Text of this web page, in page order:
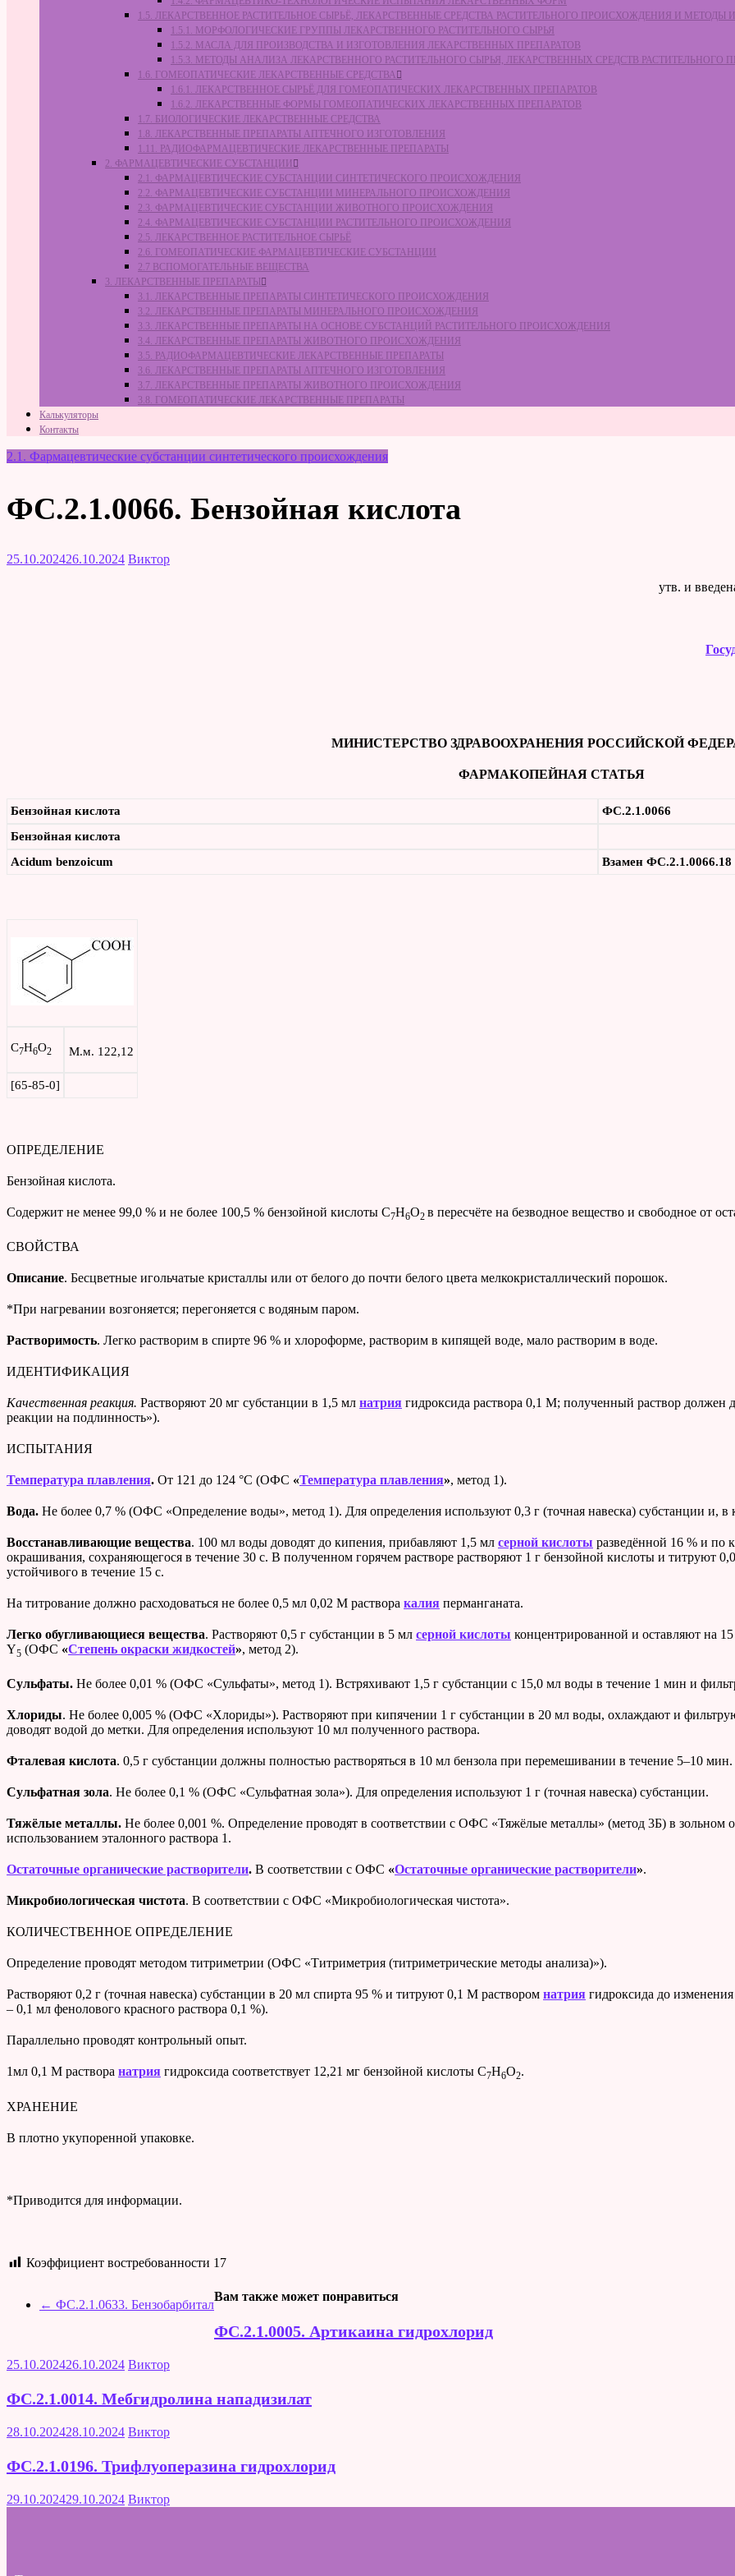
1.5. ЛЕКАРСТВЕННОЕ РАСТИТЕЛЬНОЕ СЫРЬЁ, ЛЕКАРСТВЕННЫЕ СРЕДСТВА РАСТИТЕЛЬНОГО ПРОИСХОЖДЕНИЯ И МЕТОДЫ
1.5.1. МОРФОЛОГИЧЕСКИЕ ГРУППЫ ЛЕКАРСТВЕННОГО РАСТИТЕЛЬНОГО СЫРЬЯ
1.5.2. МАСЛА ДЛЯ ПРОИЗВОДСТВА И ИЗГОТОВЛЕНИЯ ЛЕКАРСТВЕННЫХ ПРЕПАРАТОВ
1.5.3. МЕТОДЫ АНАЛИЗА ЛЕКАРСТВЕННОГО РАСТИТЕЛЬНОГО СЫРЬЯ, ЛЕКАРСТВЕННЫХ СРЕДСТВ РАСТИТЕЛЬНОГО
1.6. ГОМЕОПАТИЧЕСКИЕ ЛЕКАРСТВЕННЫЕ СРЕДСТВА
1.6.1. ЛЕКАРСТВЕННОЕ СЫРЬЁ ДЛЯ ГОМЕОПАТИЧЕСКИХ ЛЕКАРСТВЕННЫХ ПРЕПАРАТОВ
1.6.2. ЛЕКАРСТВЕННЫЕ ФОРМЫ ГОМЕОПАТИЧЕСКИХ ЛЕКАРСТВЕННЫХ ПРЕПАРАТОВ
1.7. БИОЛОГИЧЕСКИЕ ЛЕКАРСТВЕННЫЕ СРЕДСТВА
1.8. ЛЕКАРСТВЕННЫЕ ПРЕПАРАТЫ АПТЕЧНОГО ИЗГОТОВЛЕНИЯ
1.11. РАДИОФАРМАЦЕВТИЧЕСКИЕ ЛЕКАРСТВЕННЫЕ ПРЕПАРАТЫ
2. ФАРМАЦЕВТИЧЕСКИЕ СУБСТАНЦИИ
2.1. ФАРМАЦЕВТИЧЕСКИЕ СУБСТАНЦИИ СИНТЕТИЧЕСКОГО ПРОИСХОЖДЕНИЯ
2.2. ФАРМАЦЕВТИЧЕСКИЕ СУБСТАНЦИИ МИНЕРАЛЬНОГО ПРОИСХОЖДЕНИЯ
2.3. ФАРМАЦЕВТИЧЕСКИЕ СУБСТАНЦИИ ЖИВОТНОГО ПРОИСХОЖДЕНИЯ
2.4. ФАРМАЦЕВТИЧЕСКИЕ СУБСТАНЦИИ РАСТИТЕЛЬНОГО ПРОИСХОЖДЕНИЯ
2.5. ЛЕКАРСТВЕННОЕ РАСТИТЕЛЬНОЕ СЫРЬЁ
2.6. ГОМЕОПАТИЧЕСКИЕ ФАРМАЦЕВТИЧЕСКИЕ СУБСТАНЦИИ
2.7 ВСПОМОГАТЕЛЬНЫЕ ВЕЩЕСТВА
3. ЛЕКАРСТВЕННЫЕ ПРЕПАРАТЫ
3.1. ЛЕКАРСТВЕННЫЕ ПРЕПАРАТЫ СИНТЕТИЧЕСКОГО ПРОИСХОЖДЕНИЯ
3.2. ЛЕКАРСТВЕННЫЕ ПРЕПАРАТЫ МИНЕРАЛЬНОГО ПРОИСХОЖДЕНИЯ
3.3. ЛЕКАРСТВЕННЫЕ ПРЕПАРАТЫ НА ОСНОВЕ СУБСТАНЦИЙ РАСТИТЕЛЬНОГО ПРОИСХОЖДЕНИЯ
3.4. ЛЕКАРСТВЕННЫЕ ПРЕПАРАТЫ ЖИВОТНОГО ПРОИСХОЖДЕНИЯ
3.5. РАДИОФАРМАЦЕВТИЧЕСКИЕ ЛЕКАРСТВЕННЫЕ ПРЕПАРАТЫ
3.6. ЛЕКАРСТВЕННЫЕ ПРЕПАРАТЫ АПТЕЧНОГО ИЗГОТОВЛЕНИЯ
3.7. ЛЕКАРСТВЕННЫЕ ПРЕПАРАТЫ ЖИВОТНОГО ПРОИСХОЖДЕНИЯ
3.8. ГОМЕОПАТИЧЕСКИЕ ЛЕКАРСТВЕННЫЕ ПРЕПАРАТЫ
Калькуляторы
Контакты
2.1. Фармацевтические субстанции синтетического происхождения
ФС.2.1.0066. Бензойная кислота
25.10.202426.10.2024 Виктор
утв. и
МИНИСТЕРСТВО ЗДРАВООХРАНЕНИЯ РОССИЙСКОЙ
ФАРМАКОПЕЙНАЯ СТАТЬЯ
Бензойная кислота
ФС.2.1.0066
Бензойная кислота
Acidum benzoicum Взамен ФС.2.1.0066.18
C7H6O2 М.м. 122,12
[65-85-0]
ОПРЕДЕЛЕНИЕ
Бензойная кислота.
Cодержит не менее 99,0 % и не более 100,5 % бензойной кислоты C7H6O2 в пересчёте на безводное вещество и свободное от
СВОЙСТВА
Описание. Бесцветные игольчатые кристаллы или от белого до почти белого цвета мелкокристаллический порошок.
*При нагревании возгоняется; перегоняется с водяным паром.
Растворимость. Легко растворим в спирте 96 % и хлороформе, растворим в кипящей воде, мало растворим в воде.
ИДЕНТИФИКАЦИЯ
Качественная реакция. Растворяют 20 мг субстанции в 1,5 мл натрия гидроксида раствора 0,1 М; полученный раствор
реакции на подлинность»).
ИСПЫТАНИЯ
Температура плавления. От 121 до 124 °С (ОФС «Температура плавления», метод 1).
Вода. Не более 0,7 % (ОФС «Определение воды», метод 1). Для определения используют 0,3 г (точная навеска) субстанции и, в
Восстанавливающие вещества. 100 мл воды доводят до кипения, прибавляют 1,5 мл серной кислоты разведённой 16 % и по
окрашивания, сохраняющегося в течение 30 с. В полученном горячем растворе растворяют 1 г бензойной кислоты и титруют
устойчивого в течение 15 с.
На титрование должно расходоваться не более 0,5 мл 0,02 М раствора калия перманганата.
Легко обугливающиеся вещества. Растворяют 0,5 г субстанции в 5 мл серной кислоты концентрированной и оставляют на
Y5 (ОФС «Степень окраски жидкостей», метод 2).
Сульфаты. Не более 0,01 % (ОФС «Сульфаты», метод 1). Встряхивают 1,5 г субстанции с 15,0 мл воды в течение 1 мин и
Хлориды. Не более 0,005 % (ОФС «Хлориды»). Растворяют при кипячении 1 г субстанции в 20 мл воды, охлаждают и
доводят водой до метки. Для определения используют 10 мл полученного раствора.
Фталевая кислота. 0,5 г субстанции должны полностью растворяться в 10 мл бензола при перемешивании в течение 5–10 мин.
Сульфатная зола. Не более 0,1 % (ОФС «Сульфатная зола»). Для определения используют 1 г (точная навеска) субстанции.
Тяжёлые металлы. Не более 0,001 %. Определение проводят в соответствии с ОФС «Тяжёлые металлы» (метод 3Б) в зольном
использованием эталонного раствора 1.
Остаточные органические растворители. В соответствии с ОФС «Остаточные органические растворители».
Микробиологическая чистота. В соответствии с ОФС «Микробиологическая чистота».
КОЛИЧЕСТВЕННОЕ ОПРЕДЕЛЕНИЕ
Определение проводят методом титриметрии (ОФС «Титриметрия (титриметрические методы анализа)»).
Растворяют 0,2 г (точная навеска) субстанции в 20 мл спирта 95 % и титруют 0,1 М раствором натрия гидроксида до
– 0,1 мл фенолового красного раствора 0,1 %).
Параллельно проводят контрольный опыт.
1мл 0,1 М раствора натрия гидроксида соответствует 12,21 мг бензойной кислоты С7Н6О2.
ХРАНЕНИЕ
В плотно укупоренной упаковке.
*Приводится для информации.
Коэффициент востребованности 17
← ФС.2.1.0633. Бензобарбитал
Вам также может понравиться
ФС.2.1.0005. Артикаина гидрохлорид
25.10.202426.10.2024 Виктор
ФС.2.1.0014. Мебгидролина нападизилат
28.10.202428.10.2024 Виктор
ФС.2.1.0196. Трифлуоперазина гидрохлорид
29.10.202429.10.2024 Виктор